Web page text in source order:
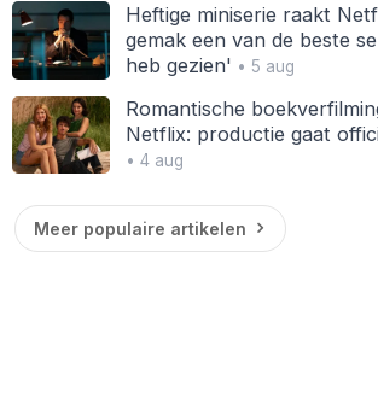
Heftige miniserie raakt
gemak een van de beste
heb gezien' • 5 aug
Romantische
Netflix: productie gaat
• 4 aug
Meer populaire artikelen